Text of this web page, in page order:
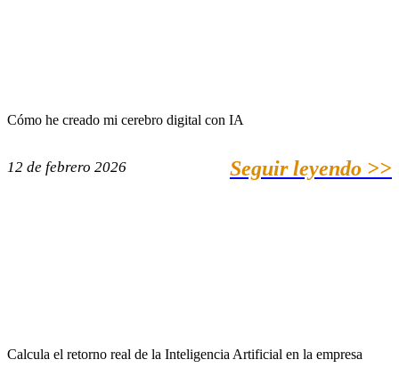
Cómo he creado mi cerebro digital con IA
12 de febrero 2026 Seguir leyendo >>
Calcula el retorno real de la Inteligencia Artificial en la empresa